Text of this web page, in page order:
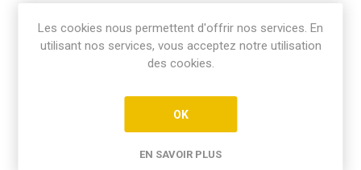
Les cookies nous permettent d'offrir nos services. En
utilisant nos services, vous acceptez notre utilisation
des cookies.
OK
EN SAVOIR PLUS